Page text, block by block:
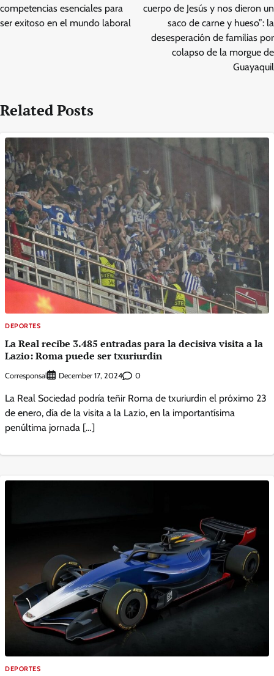
competencias esenciales para
ser exitoso en el mundo laboral
cuerpo de Jesús y nos dieron un
saco de carne y hueso”: la
desesperación de familias por
colapso de la morgue de
Guayaquil
Related Posts
DEPORTES
La Real recibe 3.485 entradas para la decisiva visita a la
Lazio: Roma puede ser txuriurdin
Corresponsal December 17, 2024 0
La Real Sociedad podría teñir Roma de txuriurdin el próximo 23
de enero, día de la visita a la Lazio, en la importantísima
penúltima jornada […]
DEPORTES